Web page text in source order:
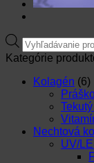
Products
search
Kategórie
Kolagén (6)
Nechtová
UV/